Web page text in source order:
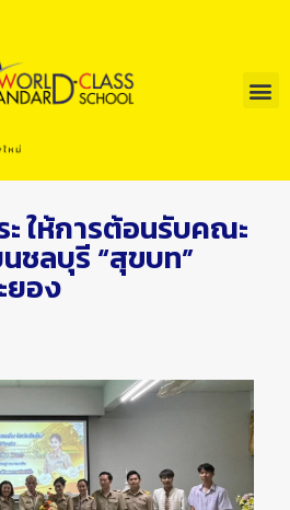
ะ ให้การต้อนรับคณะ
ชลบุรี “สุขบท”
ยอง